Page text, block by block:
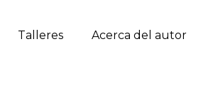
Talleres Acerca del autor